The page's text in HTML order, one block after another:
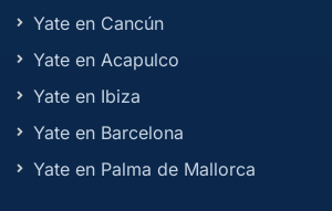
Yate en Cancún
Yate en Acapulco
Yate en Ibiza
Yate en Barcelona
Yate en Palma de Mallorca